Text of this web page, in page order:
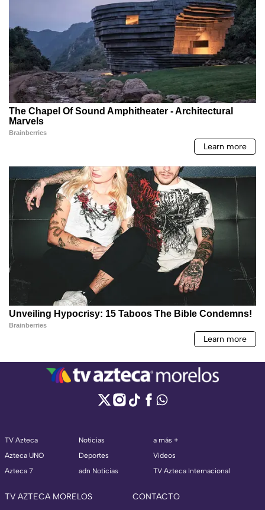
TV Azteca
Azteca UNO
Azteca 7
Noticias
Deportes
adn Noticias
a más +
Videos
TV Azteca Internacional
TV AZTECA MORELOS CONTACTO